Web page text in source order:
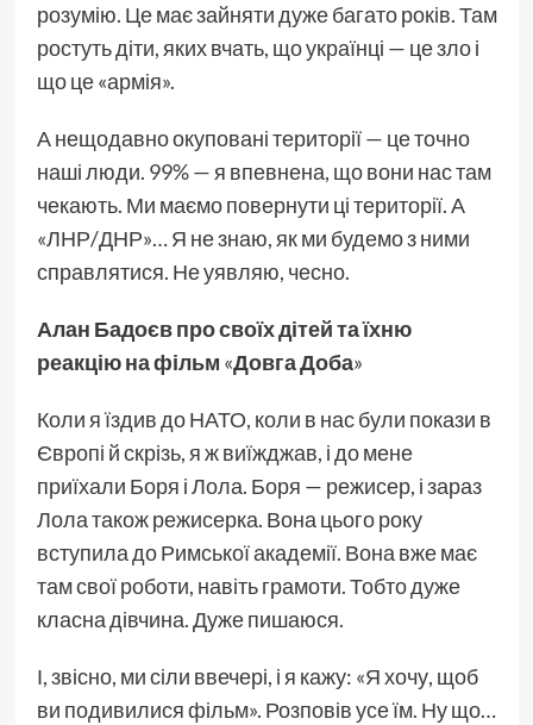
розумію. Це має зайняти дуже багато років. Там
ростуть діти, яких вчать, що українці — це зло і
що це «армія».
А нещодавно окуповані території — це точно
наші люди. 99% — я впевнена, що вони нас там
чекають. Ми маємо повернути ці території. А
«ЛНР/ДНР»… Я не знаю, як ми будемо з ними
справлятися. Не уявляю, чесно.
Алан Бадоєв про своїх дітей та їхню
реакцію на фільм «Довга Доба»
Коли я їздив до НАТО, коли в нас були покази в
Європі й скрізь, я ж виїжджав, і до мене
приїхали Боря і Лола. Боря — режисер, і зараз
Лола також режисерка. Вона цього року
вступила до Римської академії. Вона вже має
там свої роботи, навіть грамоти. Тобто дуже
класна дівчина. Дуже пишаюся.
І, звісно, ми сіли ввечері, і я кажу: «Я хочу, щоб
ви подивилися фільм». Розповів усе їм. Ну що…